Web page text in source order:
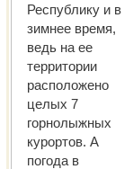
Республику и в
зимнее время,
ведь на ее
территории
расположено
целых 7
горнолыжных
курортов. А
погода в